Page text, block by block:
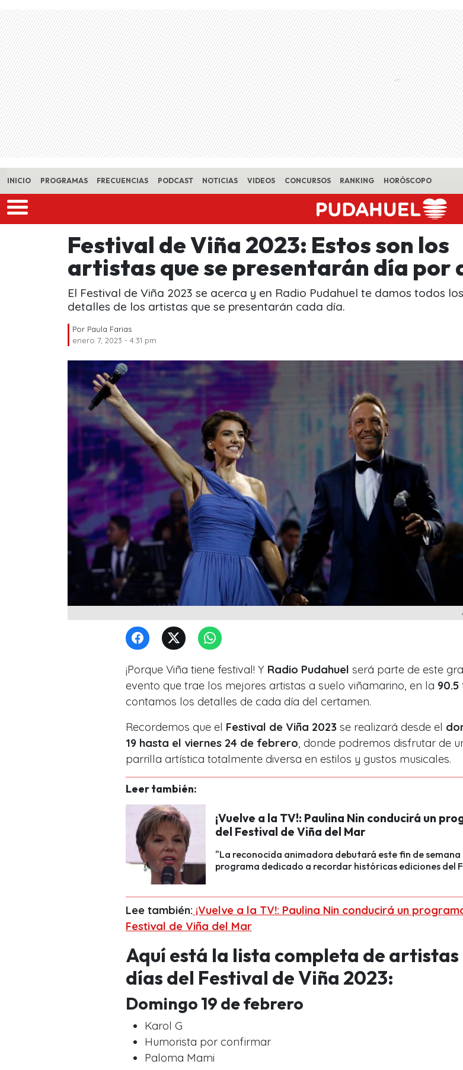
Skip to main content
INICIO PROGRAMAS FRECUENCIAS PODCAST NOTICIAS VIDEOS CONCURSOS RANKING HORÓSCOPO
Festival de Viña 2023: Estos son los
artistas que se presentarán día por
El Festival de Viña 2023 se acerca y en Radio Pudahuel te damos todos los
detalles de los artistas que se presentarán cada día.
Por Paula Farias
enero 7, 2023 - 4:31 pm
¡Porque Viña tiene festival! Y Radio Pudahuel será parte de este
evento que trae los mejores artistas a suelo viñamarino, en la 90.5
contamos los detalles de cada día del certamen.
Recordemos que el Festival de Viña 2023 se realizará desde el
19 hasta el viernes 24 de febrero , donde podremos disfrutar de
parrilla artística totalmente diversa en estilos y gustos musicales.
Leer también:
¡Vuelve a la TV!: Paulina Nin conducirá un
del Festival de Viña del Mar
"La reconocida animadora debutará este fin de semana
programa dedicado a recordar históricas ediciones del
Lee también: ¡Vuelve a la TV!: Paulina Nin conducirá un
Festival de Viña del Mar
Aquí está la lista completa de
días del Festival de Viña 2023:
Domingo 19 de febrero
Karol G
Humorista por confirmar
Paloma Mami